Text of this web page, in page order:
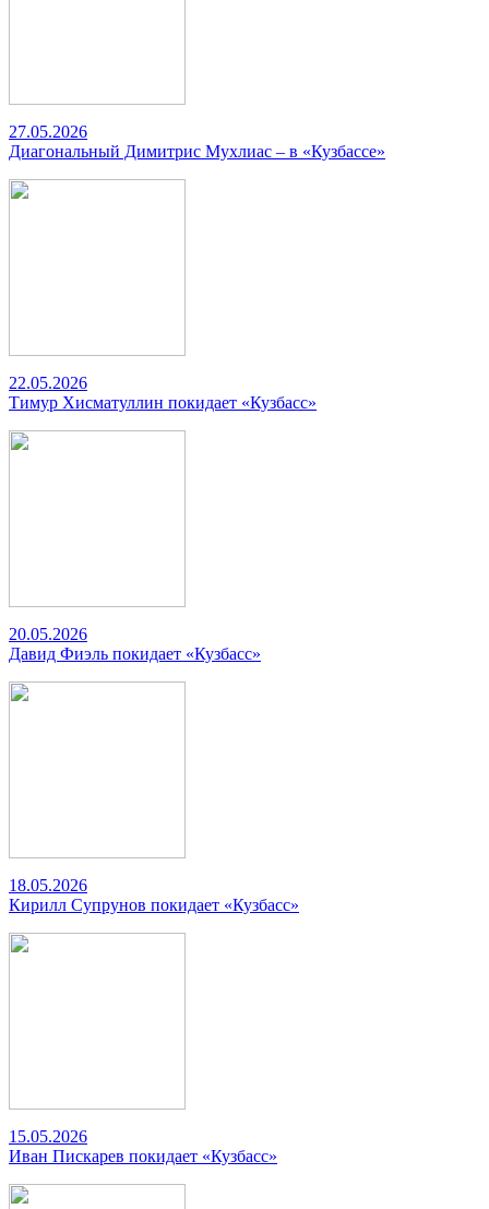
27.05.2026
Диагональный Димитрис Мухлиас – в «Кузбассе»
22.05.2026
Тимур Хисматуллин покидает «Кузбасс»
20.05.2026
Давид Фиэль покидает «Кузбасс»
18.05.2026
Кирилл Супрунов покидает «Кузбасс»
15.05.2026
Иван Пискарев покидает «Кузбасс»